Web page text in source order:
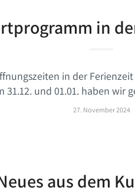
in
in der
und 01.01. haben wir
27. November 2024
aus dem